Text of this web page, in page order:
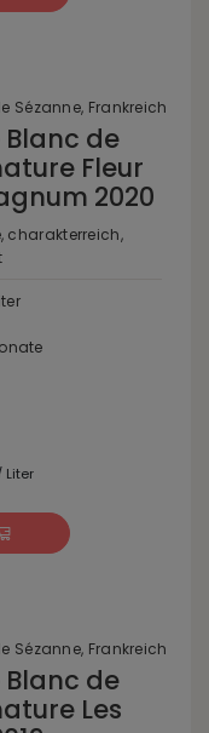
Sézanne, Frankreich
de
Fleur
2020
charakterreich,
Sézanne, Frankreich
de
Les